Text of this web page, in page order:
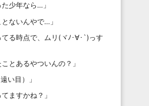
た少年なら… 」
とないんやで… 」
てる時点で、ムリ(ヾﾉ･∀･`)っす
とあるやついんの？ 」
い目）
」
ますかね？ 」